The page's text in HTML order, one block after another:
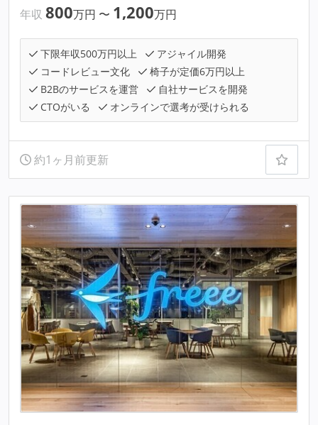
年収 800万円 〜 1,200万円
下限年収500万円以上
アジャイル開発
コードレビュー文化
椅子が定価6万円以上
B2Bのサービスを運営
自社サービスを開発
CTOがいる
オンラインで選考が受けられる
約1ヶ月前更新